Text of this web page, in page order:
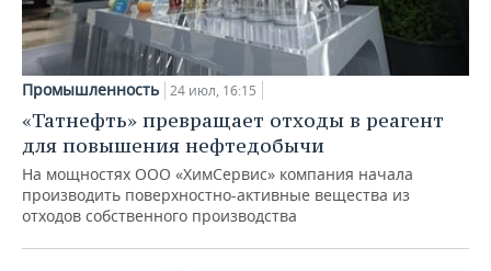
Промышленность 24 июл, 16:15
«Татнефть» превращает отходы в реагент
для повышения нефтедобычи
На мощностях ООО «ХимСервис» компания начала
производить поверхностно-активные вещества из
отходов собственного производства